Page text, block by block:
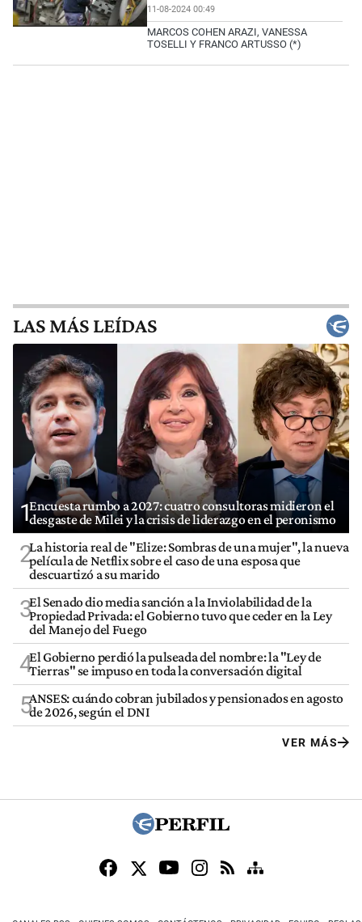
11-08-2024 00:49
MARCOS COHEN ARAZI, VANESSA
TOSELLI Y FRANCO ARTUSSO (*)
LAS MÁS LEÍDAS
1Encuesta rumbo a 2027: cuatro consultoras midieron el
desgaste de Milei y la crisis de liderazgo en el peronismo
2La historia real de "Elize: Sombras de una mujer", la nueva
película de Netflix sobre el caso de una esposa que
descuartizó a su marido
3El Senado dio media sanción a la Inviolabilidad de la
Propiedad Privada: el Gobierno tuvo que ceder en la Ley
del Manejo del Fuego
4El Gobierno perdió la pulseada del nombre: la "Ley de
Tierras" se impuso en toda la conversación digital
5ANSES: cuándo cobran jubilados y pensionados en agosto
de 2026, según el DNI
VER MÁS